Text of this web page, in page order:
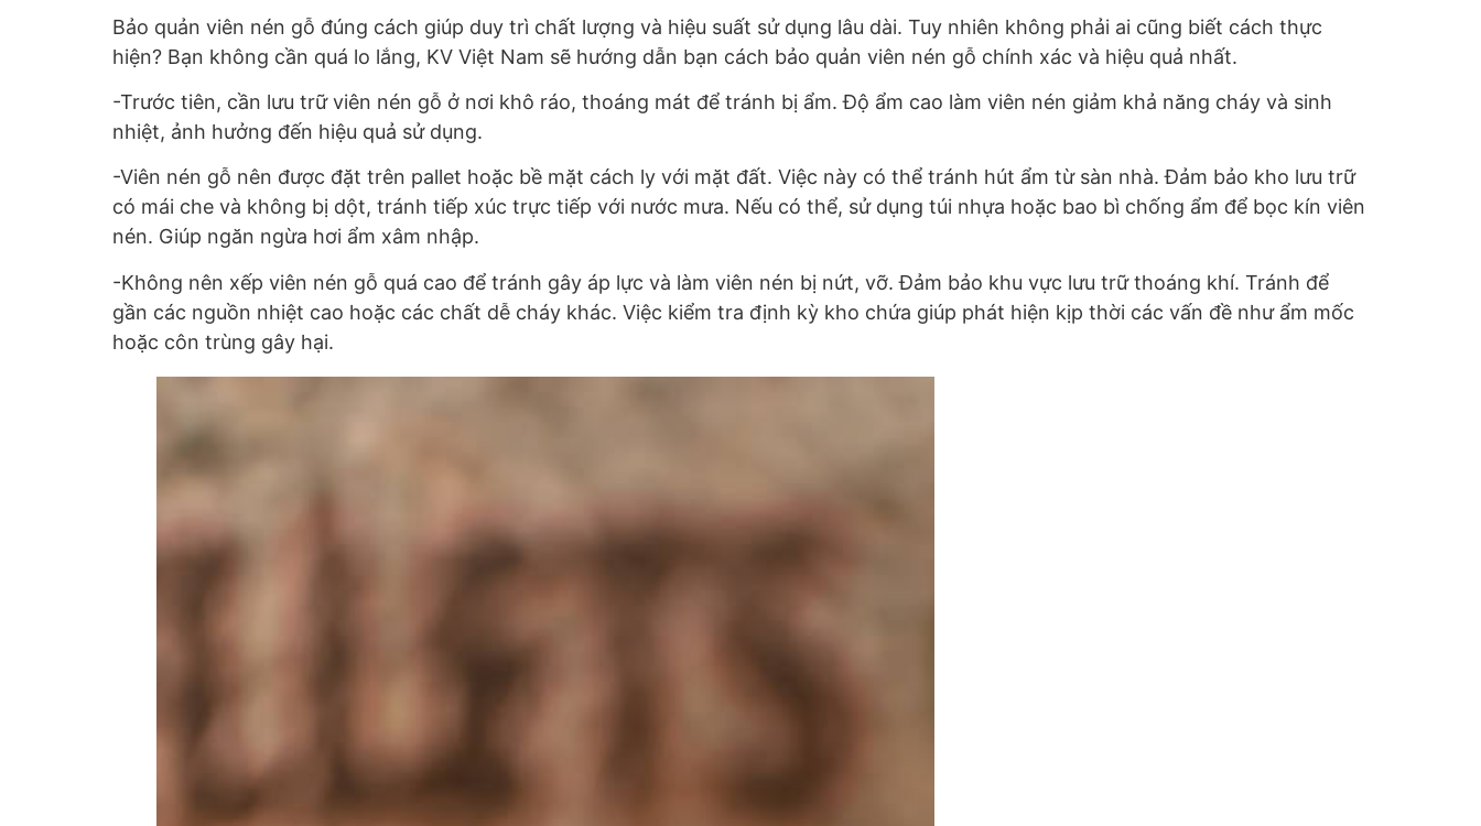
Bảo quản viên nén gỗ đúng cách giúp duy trì chất lượng và hiệu suất sử dụng lâu dài. Tuy nhiên không phải ai cũng biết cách thực
hiện? Bạn không cần quá lo lắng, KV Việt Nam sẽ hướng dẫn bạn cách bảo quản viên nén gỗ chính xác và hiệu quả nhất.
-Trước tiên, cần lưu trữ viên nén gỗ ở nơi khô ráo, thoáng mát để tránh bị ẩm. Độ ẩm cao làm viên nén giảm khả năng cháy và sinh
nhiệt, ảnh hưởng đến hiệu quả sử dụng.
-Viên nén gỗ nên được đặt trên pallet hoặc bề mặt cách ly với mặt đất. Việc này có thể tránh hút ẩm từ sàn nhà. Đảm bảo kho lưu trữ
có mái che và không bị dột, tránh tiếp xúc trực tiếp với nước mưa. Nếu có thể, sử dụng túi nhựa hoặc bao bì chống ẩm để bọc kín viên
nén. Giúp ngăn ngừa hơi ẩm xâm nhập.
-Không nên xếp viên nén gỗ quá cao để tránh gây áp lực và làm viên nén bị nứt, vỡ. Đảm bảo khu vực lưu trữ thoáng khí. Tránh để
gần các nguồn nhiệt cao hoặc các chất dễ cháy khác. Việc kiểm tra định kỳ kho chứa giúp phát hiện kịp thời các vấn đề như ẩm mốc
hoặc côn trùng gây hại.